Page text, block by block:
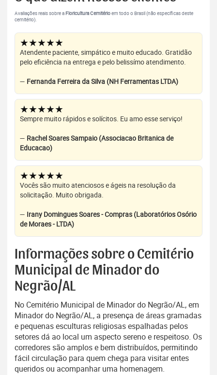
Avaliações reais sobre a Floricultura Cemitérioem todo o Brasil (não específicas deste
cemitério).
★★★★★
Atendente paciente, simpático e muito educado. Gratidão
pelo eficiência na entrega e pelo belissímo atendimento.
— Fernanda Ferreira da Silva (NH Ferramentas LTDA)
★★★★★
Sempre muito rápidos e solícitos. Eu amo esse serviço!
— Rachel Soares Sampaio (Associacao Britanica de
Educacao)
★★★★★
Vocês são muito atenciosos e ágeis na resolução da
solicitação. Muito obrigada.
— Irany Domingues Soares - Compras (Laboratórios Osório
de Moraes - LTDA)
Informações sobre o Cemitério
Municipal de Minador do
Negrão/AL
No Cemitério Municipal de Minador do Negrão/AL, em
Minador do Negrão/AL, a presença de áreas gramadas
e pequenas esculturas religiosas espalhadas pelos
setores dá ao local um aspecto sereno e respeitoso. Os
corredores são amplos e bem distribuídos, permitindo
fácil circulação para quem chega para visitar entes
queridos ou acompanhar uma homenagem.